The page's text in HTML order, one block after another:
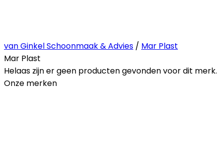
van Ginkel Schoonmaak & Advies / Mar Plast
Mar Plast
Helaas zijn er geen producten gevonden voor dit merk.
Onze merken